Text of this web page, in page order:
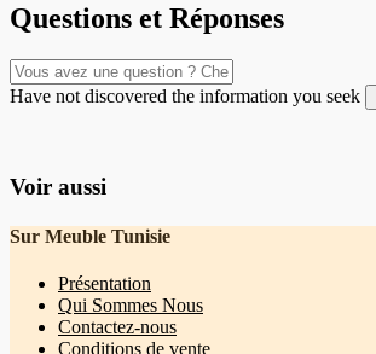
Questions et Réponses
Have not discovered the information you seek
Voir aussi
Sur Meuble Tunisie
Présentation
Qui Sommes Nous
Contactez-nous
Conditions de vente